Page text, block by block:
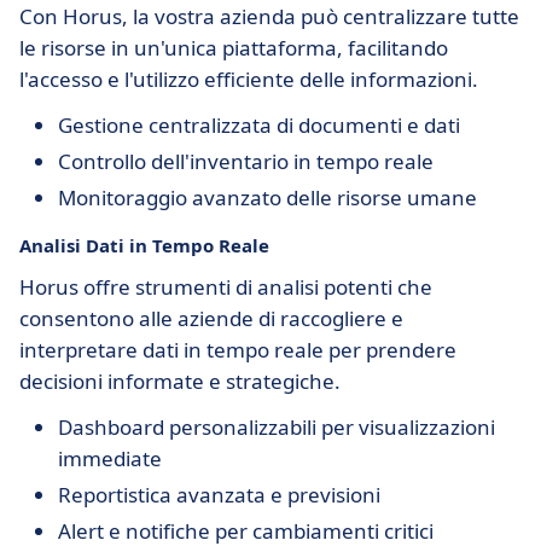
Con Horus, la vostra azienda può centralizzare tutte
le risorse in un'unica piattaforma, facilitando
l'accesso e l'utilizzo efficiente delle informazioni.
Gestione centralizzata di documenti e dati
Controllo dell'inventario in tempo reale
Monitoraggio avanzato delle risorse umane
Analisi Dati in Tempo Reale
Horus offre strumenti di analisi potenti che
consentono alle aziende di raccogliere e
interpretare dati in tempo reale per prendere
decisioni informate e strategiche.
Dashboard personalizzabili per visualizzazioni
immediate
Reportistica avanzata e previsioni
Alert e notifiche per cambiamenti critici